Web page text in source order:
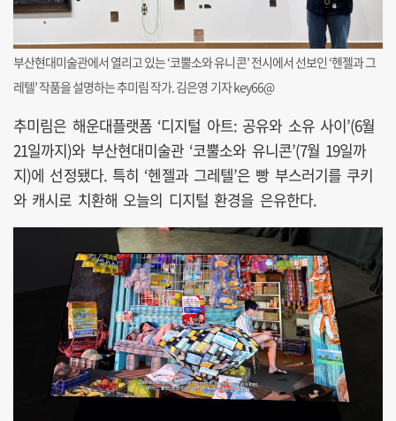
부산현대미술관에서 열리고 있는 ‘코뿔소와 유니콘’ 전시에서 선보인 ‘헨젤과 그
레텔’ 작품을 설명하는 추미림 작가. 김은영 기자 key66@
추미림은 해운대플랫폼 ‘디지털 아트: 공유와 소유 사이’(6월
21일까지)와 부산현대미술관 ‘코뿔소와 유니콘’(7월 19일까
지)에 선정됐다. 특히 ‘헨젤과 그레텔’은 빵 부스러기를 쿠키
와 캐시로 치환해 오늘의 디지털 환경을 은유한다.